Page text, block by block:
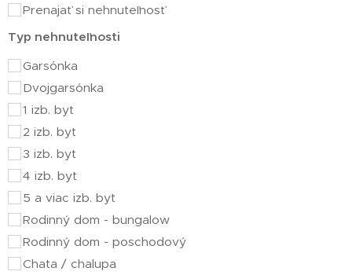
Prenajať si nehnuteľnosť
Typ nehnuteľnosti
Garsónka
Dvojgarsónka
1 izb. byt
2 izb. byt
3 izb. byt
4 izb. byt
5 a viac izb. byt
Rodinný dom - bungalow
Rodinný dom - poschodový
Chata / chalupa